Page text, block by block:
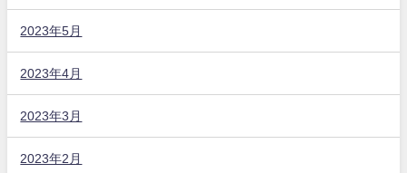
2023年5月
2023年4月
2023年3月
2023年2月